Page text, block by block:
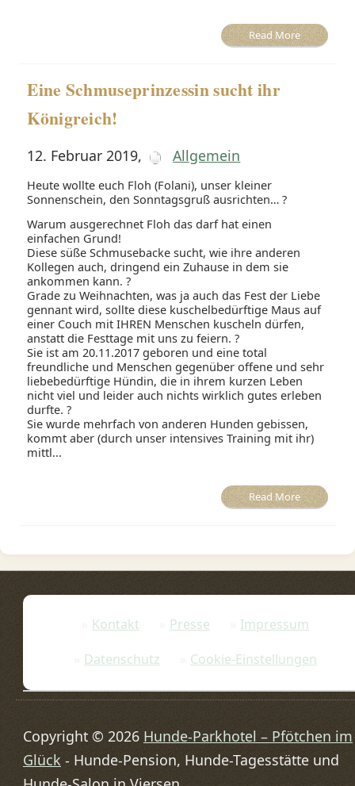
Read More
Eine Schmuseprinzessin sucht ihr
Königreich!
12. Februar 2019, Allgemein
Heute wollte euch Floh (Folani), unser kleiner
Sonnenschein, den Sonntagsgruß ausrichten… ?
Warum ausgerechnet Floh das darf hat einen
einfachen Grund!
Diese süße Schmusebacke sucht, wie ihre anderen
Kollegen auch, dringend ein Zuhause in dem sie
ankommen kann. ?
Grade zu Weihnachten, was ja auch das Fest der Liebe
gennant wird, sollte diese kuschelbedürftige Maus auf
einer Couch mit IHREN Menschen kuscheln dürfen,
anstatt die Festtage mit uns zu feiern. ?
Sie ist am 20.11.2017 geboren und eine total
freundliche und Menschen gegenüber offene und sehr
liebebedürftige Hündin, die in ihrem kurzen Leben
nicht viel und leider auch nichts wirklich gutes erleben
durfte. ?
Sie wurde mehrfach von anderen Hunden gebissen,
kommt aber (durch unser intensives Training mit ihr)
mittl...
Read More
Kontakt Presse
Impressum
Datenschutz
Cookie-Einstellungen
Copyright © 2026 Hunde-Parkhotel – Pfötchen im
Glück - Hunde-Pension, Hunde-Tagesstätte und